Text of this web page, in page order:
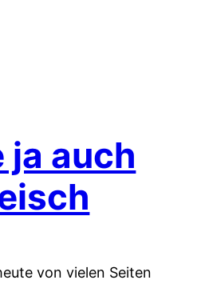
ja auch
von vielen Seiten